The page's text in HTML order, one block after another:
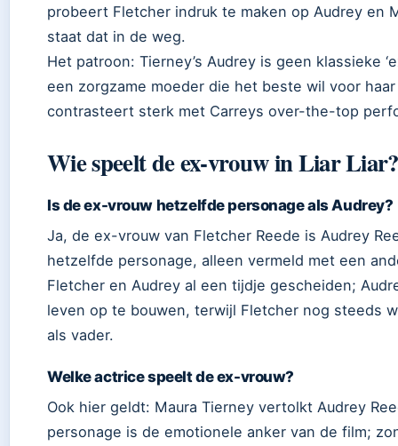
probeert Fletcher indruk te maken op Audrey en
staat dat in de weg.
Het patroon: Tierney’s Audrey is geen klassieke
een zorgzame moeder die het beste wil voor
contrasteert sterk met Carreys over-the-top
Wie speelt de ex-vrouw in Liar Liar?
Is de ex-vrouw hetzelfde personage als Audrey?
Ja, de ex-vrouw van Fletcher Reede is Audrey
hetzelfde personage, alleen vermeld met een
Fletcher en Audrey al een tijdje gescheiden;
leven op te bouwen, terwijl Fletcher nog steeds
als vader.
Welke actrice speelt de ex-vrouw?
Ook hier geldt: Maura Tierney vertolkt Audrey
personage is de emotionele anker van de film;